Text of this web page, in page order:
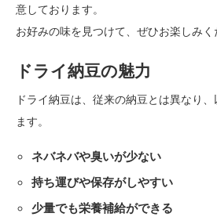
意しております。
お好みの味を見つけて、ぜひお楽しみく
ドライ納豆の魅力
ドライ納豆は、従来の納豆とは異なり
ます。
ネバネバや臭いが少ない
持ち運びや保存がしやすい
少量でも栄養補給ができる